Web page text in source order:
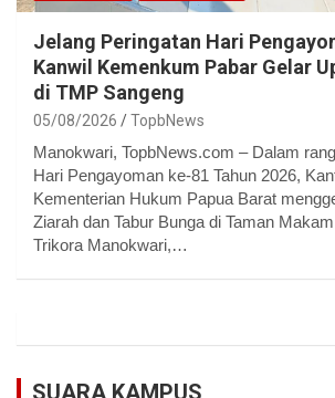
Jelang Peringatan Hari
Kanwil Kemenkum Pabar Gelar
di TMP Sangeng
05/08/2026 TopbNews
Manokwari, TopbNews.com – Dalam
Hari Pengayoman ke-81 Tahun 2026,
Kementerian Hukum Papua Barat
Ziarah dan Tabur Bunga di Taman
Trikora Manokwari,…
SUARA KAMPUS